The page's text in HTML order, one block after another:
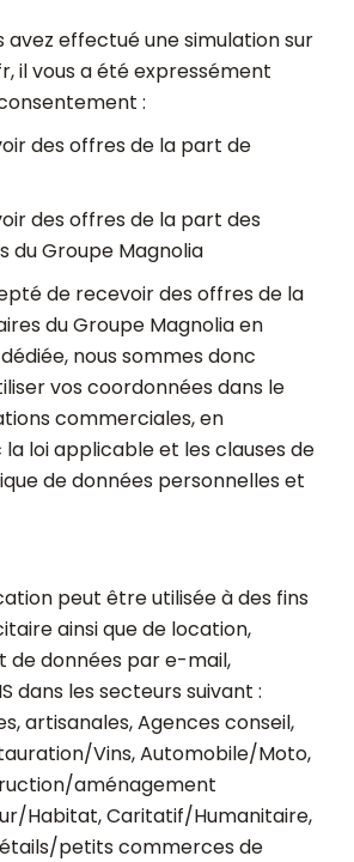
avez effectué une simulation sur
il vous a été expressément
:
des offres de la part de
des offres de la part des
du Groupe Magnolia
de recevoir des offres de la
du Groupe Magnolia en
nous sommes donc
vos coordonnées dans le
commerciales, en
loi applicable et les clauses de
de données personnelles et
peut être utilisée à des fins
ainsi que de location,
de données par e-mail,
dans les secteurs suivant :
artisanales, Agences conseil,
Vins, Automobile/Moto,
aménagement
Habitat, Caritatif/Humanitaire,
petits commerces de